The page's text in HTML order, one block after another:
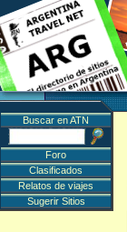
Buscar en ATN
Foro
Clasificados
Relatos de viajes
Sugerir Sitios